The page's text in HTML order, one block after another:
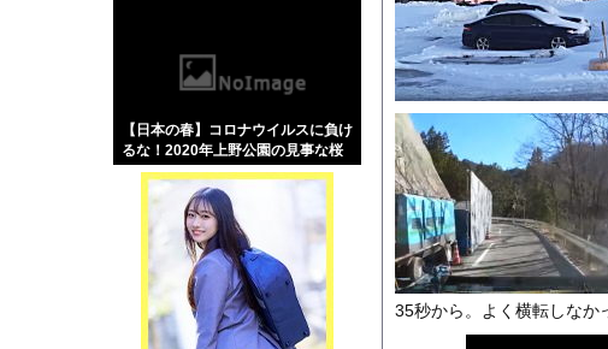
【日本の春】コロナウイルスに負け
るな！2020年上野公園の見事な桜
に感動
【悲報】味噌ラーメンで行列、出
【中国】男の子が爆竹に点火
【画像】伊藤舞雪とかいうＡＶ
【緊急】肛門にスティックのり
お知らせ
【動画】DJI Neo2で釣りの自
Powered by livedoor 相互
このページは1000mgが管理
35秒から。よく横転しなか